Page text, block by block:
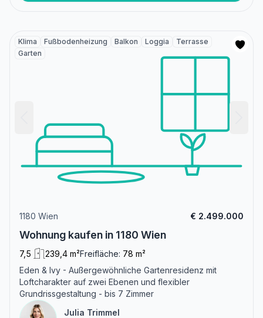
Klima Fußbodenheizung Balkon Loggia
Terrasse
Garten
1180 Wien € 2.499.000
Wohnung kaufen in 1180 Wien
7,5 239,4 m²Freifläche: 78 m²
Eden & Ivy - Außergewöhnliche Gartenresidenz mit
Loftcharakter auf zwei Ebenen und flexibler
Grundrissgestaltung - bis 7 Zimmer
Julia Trimmel